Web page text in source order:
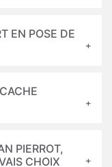
EN POSE DE
PIERROT,
CHOIX